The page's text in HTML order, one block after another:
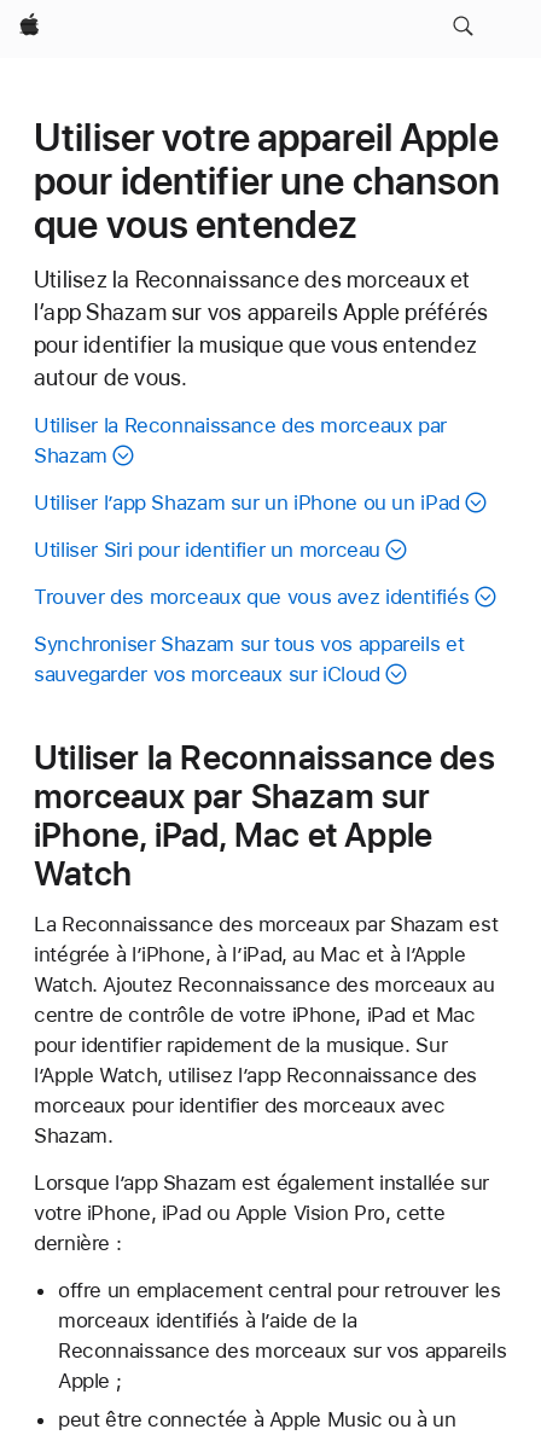
Apple
Utiliser votre appareil Apple
pour identifier une chanson
que vous entendez
Utilisez la Reconnaissance des morceaux et
l’app Shazam sur vos appareils Apple préférés
pour identifier la musique que vous entendez
autour de vous.
Utiliser la Reconnaissance des morceaux par
Shazam
Utiliser l’app Shazam sur un iPhone ou un iPad
Utiliser Siri pour identifier un morceau
Trouver des morceaux que vous avez identifiés
Synchroniser Shazam sur tous vos appareils et
sauvegarder vos morceaux sur iCloud
Utiliser la Reconnaissance des
morceaux par Shazam sur
iPhone, iPad, Mac et Apple
Watch
La Reconnaissance des morceaux par Shazam est
intégrée à l’iPhone, à l’iPad, au Mac et à l’Apple
Watch. Ajoutez Reconnaissance des morceaux au
centre de contrôle de votre iPhone, iPad et Mac
pour identifier rapidement de la musique. Sur
l’Apple Watch, utilisez l’app Reconnaissance des
morceaux pour identifier des morceaux avec
Shazam.
Lorsque l’app Shazam est également installée sur
votre iPhone, iPad ou Apple Vision Pro, cette
dernière :
offre un emplacement central pour retrouver les
morceaux identifiés à l’aide de la
Reconnaissance des morceaux sur vos appareils
Apple ;
peut être connectée à Apple Music ou à un